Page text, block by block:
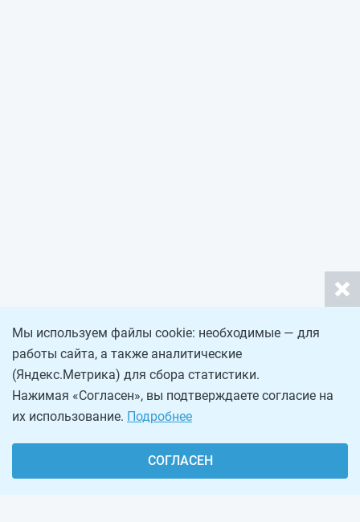
Мы используем файлы cookie: необходимые — для
работы сайта, а также аналитические
(Яндекс.Метрика) для сбора статистики.
Нажимая «Согласен», вы подтверждаете согласие на
их использование. Подробнее
СОГЛАСЕН